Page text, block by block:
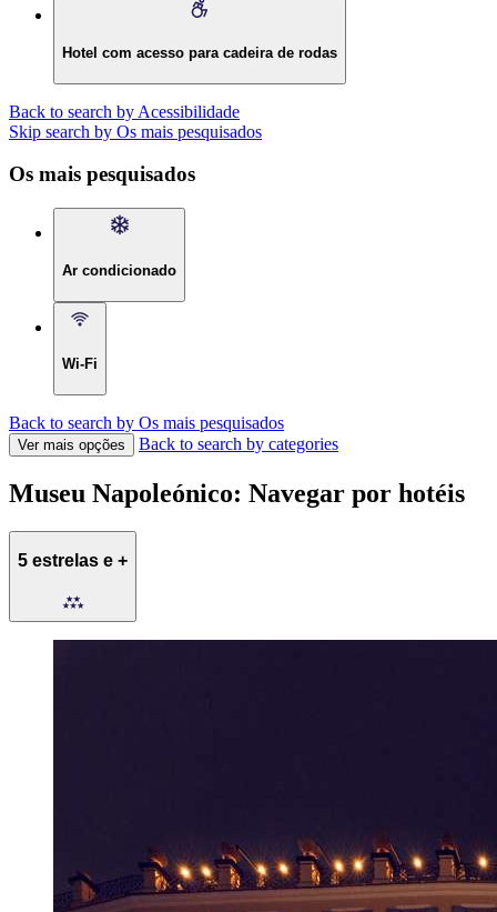
Hotel com acesso para cadeira de rodas
Back to search by Acessibilidade
Skip search by Os mais pesquisados
Os mais pesquisados
Ar condicionado
Wi-Fi
Back to search by Os mais pesquisados
Ver mais opções Back to search by categories
Museu Napoleónico: Navegar por hotéis
5 estrelas e +